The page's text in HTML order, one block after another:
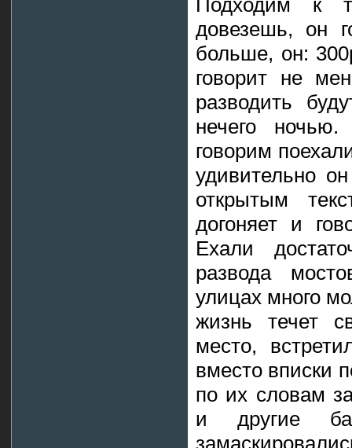
Подходим к
довезешь, он
больше, он:
говорит не
разводить
нечего
говорим
удивительно
открытым
догоняет и
Ехали
развода
улицах много
жизнь течет
место,
вместо вписки
по их словам
и другие